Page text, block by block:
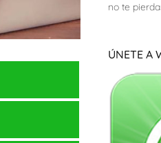
no te
ÚNETE A